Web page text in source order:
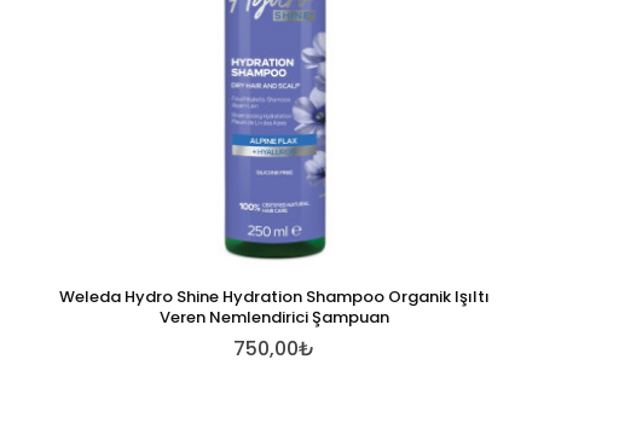
Weleda Hydro Shine Hydration Shampoo Organik Işıltı
Veren Nemlendirici Şampuan
750,00₺